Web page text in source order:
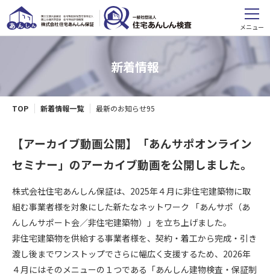
メニュー
TOP 新着情報一覧 最新のお知らせ95
新着情報
【アーカイブ動画公開】「あんサポオンライン
セミナー」のアーカイブ動画を公開しました。
株式会社住宅あんしん保証は、2025年４月に非住宅建築物に取
組む事業者様を対象にした新たなネットワーク 「あんサポ（あ
んしんサポート会／非住宅建築物）」を立ち上げました。
非住宅建築物を供給する事業者様を、契約・着工から完成・引き
渡し後までワンストップでさらに幅広く支援するため、2026年
４月にはそのメニューの１つである「あんしん建物検査・保証制